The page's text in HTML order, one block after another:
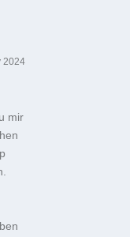
2024
mir